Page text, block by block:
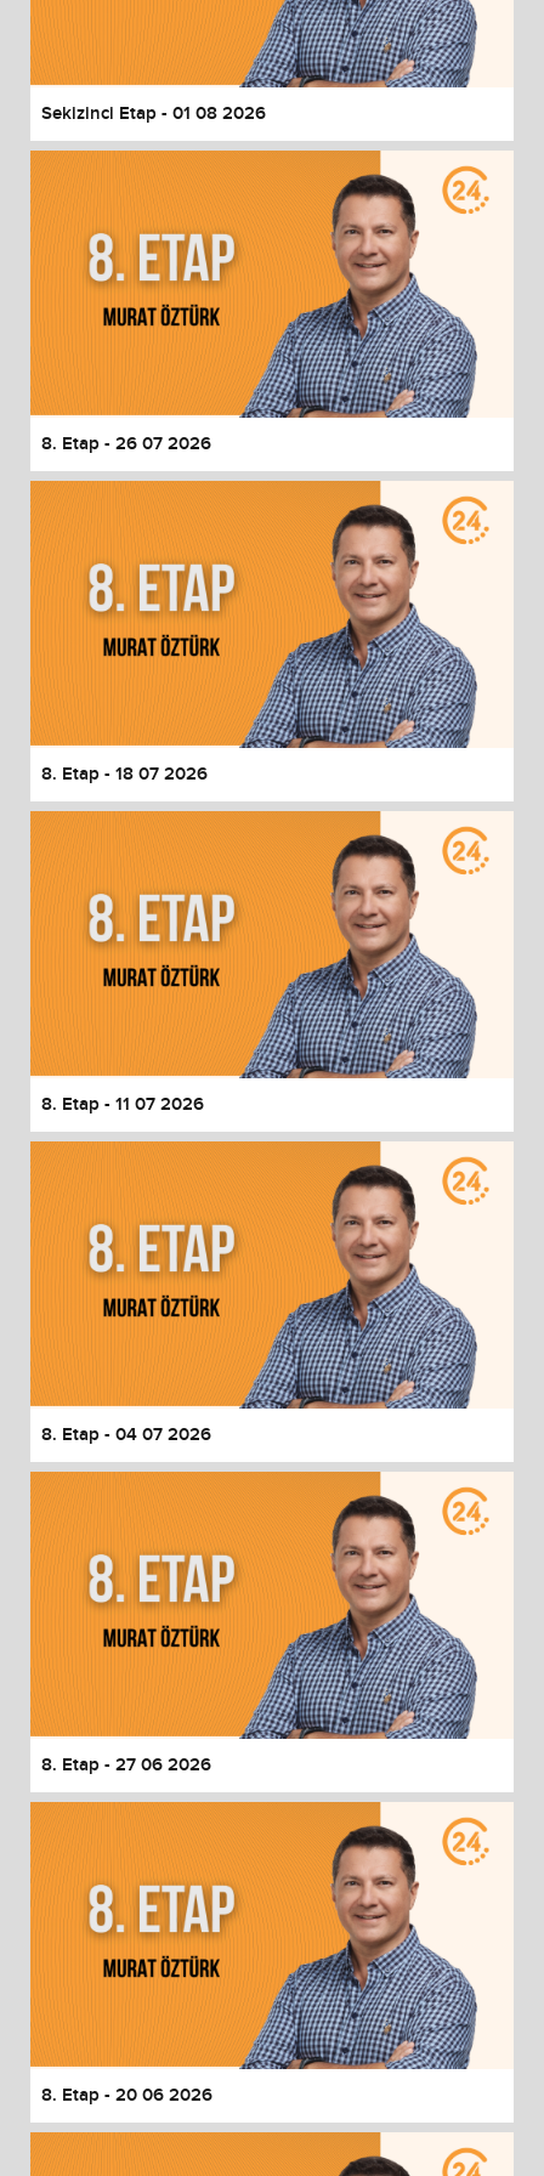
Sekizinci Etap - 01 08 2026
8. Etap - 26 07 2026
8. Etap - 18 07 2026
8. Etap - 11 07 2026
8. Etap - 04 07 2026
8. Etap - 27 06 2026
8. Etap - 20 06 2026